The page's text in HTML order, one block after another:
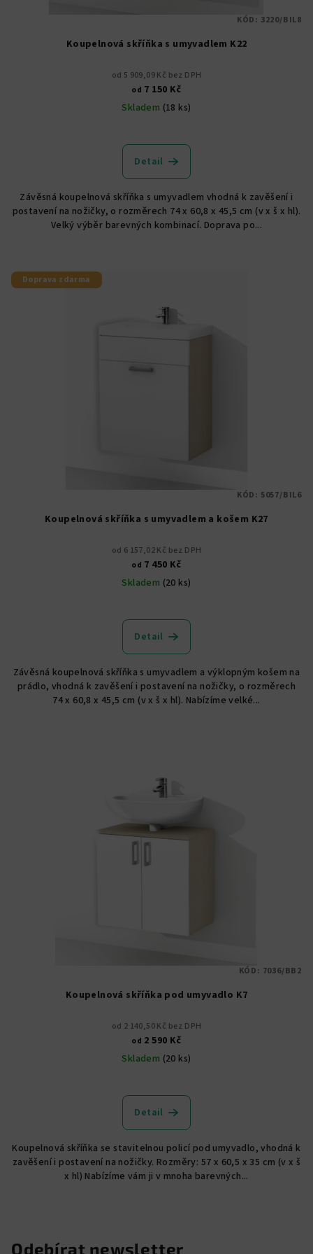
Koupelnová skříňka s umyvadlem K22
od 5 909,09 Kč bez DPH
od 7 150 Kč
Skladem (18 ks)
hodnocení
produktu
z
5
hvězdiček.
Detail
Závěsná koupelnová skříňka s umyvadlem vhodná k zavěšení i
postavení na nožičky, o rozměrech 74 x 60,8 x 45,5 cm (v x š x hl).
Velký výběr barevných kombinací. Doprava po...
KÓD: 3220/BIL8
Doprava zdarma
Koupelnová skříňka s umyvadlem a košem K27
od 6 157,02 Kč bez DPH
od 7 450 Kč
Skladem (20 ks)
Detail
Závěsná koupelnová skříňka s umyvadlem a výklopným košem na
prádlo, vhodná k zavěšení i postavení na nožičky, o rozměrech
74 x 60,8 x 45,5 cm (v x š x hl). Nabízíme velké...
KÓD: 5057/BIL6
Koupelnová skříňka pod umyvadlo K7
od 2 140,50 Kč bez DPH
od 2 590 Kč
Skladem (20 ks)
hodnocení
produktu
z
5
hvězdiček.
Detail
Koupelnová skříňka se stavitelnou policí pod umyvadlo, vhodná k
zavěšení i postavení na nožičky. Rozměry: 57 x 60,5 x 35 cm (v x š
x hl) Nabízíme vám ji v mnoha barevných...
KÓD: 7036/BB2
Odebírat newsletter